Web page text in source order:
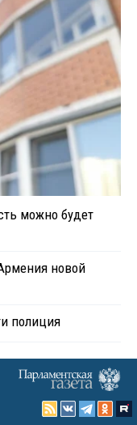
можно будет
новой
полиция